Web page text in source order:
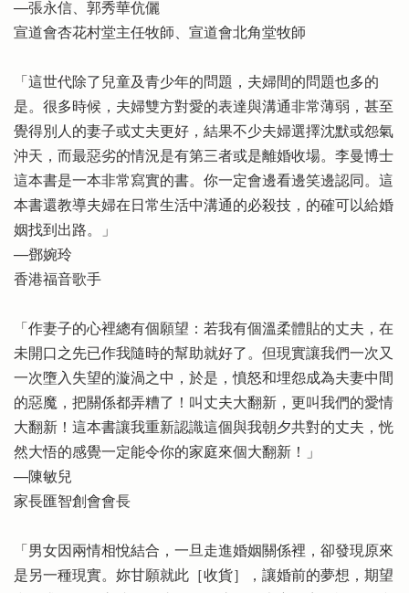
──張永信、郭秀華伉儷
宣道會杏花村堂主任牧師、宣道會北角堂牧師
「這世代除了兒童及青少年的問題，夫婦間的問題也多的
是。很多時候，夫婦雙方對愛的表達與溝通非常薄弱，甚至
覺得別人的妻子或丈夫更好，結果不少夫婦選擇沈默或怨氣
沖天，而最惡劣的情況是有第三者或是離婚收場。李曼博士
這本書是一本非常寫實的書。你一定會邊看邊笑邊認同。這
本書還教導夫婦在日常生活中溝通的必殺技，的確可以給婚
姻找到出路。」
──鄧婉玲
香港福音歌手
「作妻子的心裡總有個願望：若我有個溫柔體貼的丈夫，在
未開口之先已作我隨時的幫助就好了。但現實讓我們一次又
一次墮入失望的漩渦之中，於是，憤怒和埋怨成為夫妻中間
的惡魔，把關係都弄糟了！叫丈夫大翻新，更叫我們的愛情
大翻新！這本書讓我重新認識這個與我朝夕共對的丈夫，恍
然大悟的感覺一定能令你的家庭來個大翻新！」
──陳敏兒
家長匯智創會會長
「男女因兩情相悅結合，一旦走進婚姻關係裡，卻發現原來
是另一種現實。妳甘願就此［收貨］，讓婚前的夢想，期望